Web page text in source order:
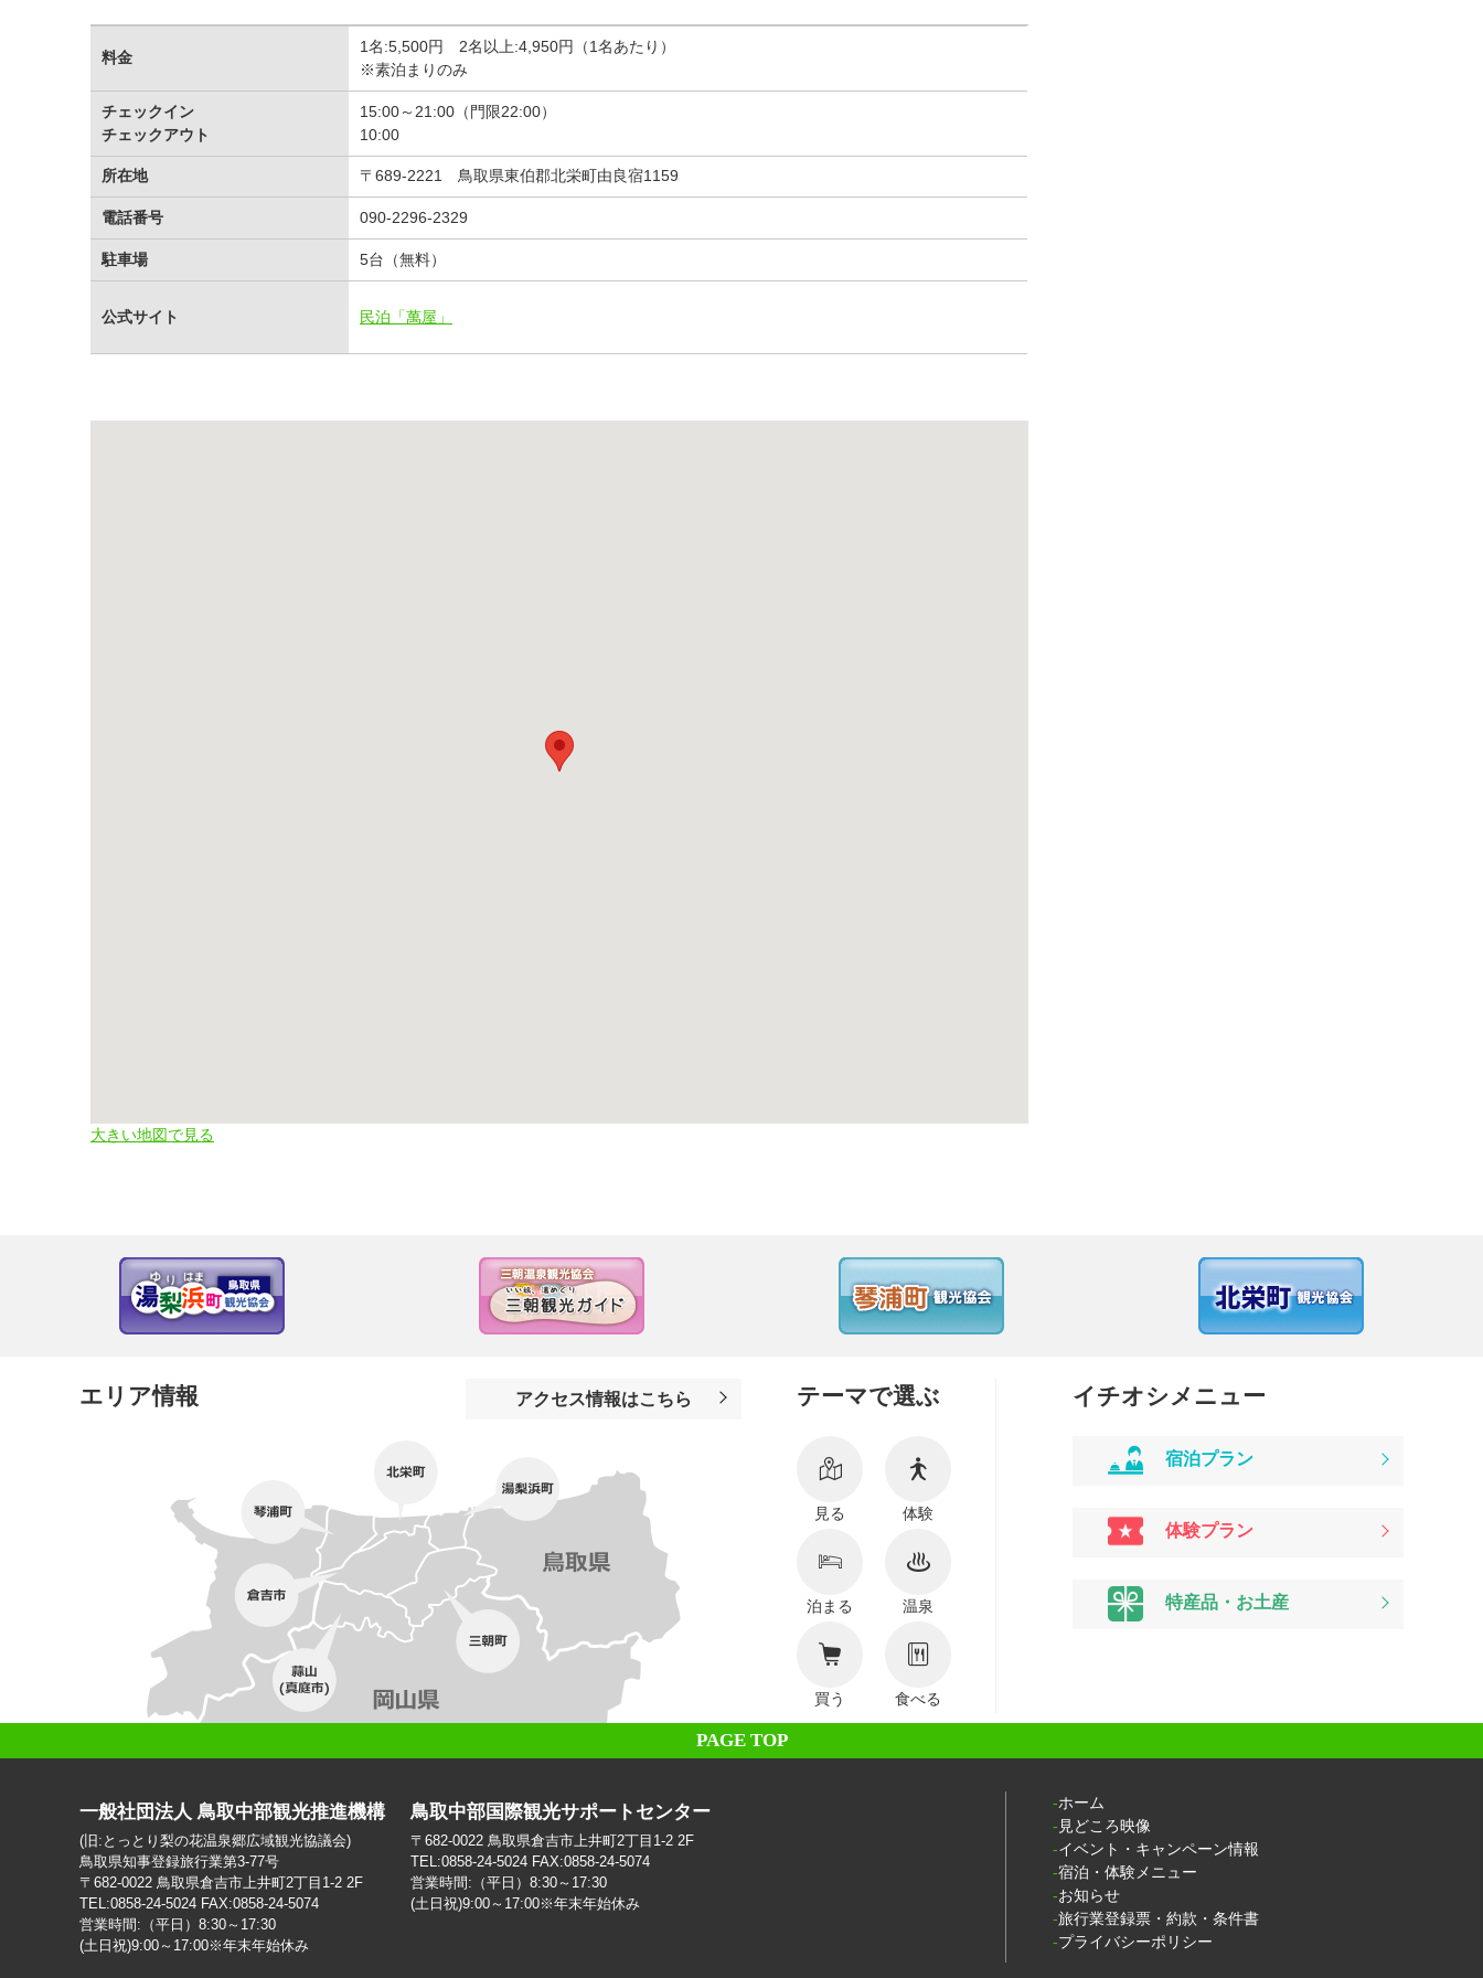
料金
1名:5,500円 2名以上:4,950円（1名あたり）
※素泊まりのみ
チェックイン
チェックアウト
15:00～21:00（門限22:00）
10:00
所在地 〒689-2221 鳥取県東伯郡北栄町由良宿1159
電話番号 090-2296-2329
駐車場 5台（無料）
公式サイト 民泊「萬屋」
大きい地図で見る
エリア情報 アクセス情報はこちら テーマで選ぶ
見る 体験
泊まる 温泉
買う 食べる
イチオシメニュー
宿泊プラン
体験プラン
特産品・お土産
PAGE TOP
一般社団法人 鳥取中部観光推進機構
(旧:とっとり梨の花温泉郷広域観光協議会)
鳥取県知事登録旅行業第3-77号
〒682-0022 鳥取県倉吉市上井町2丁目1-2 2F
TEL:0858-24-5024 FAX:0858-24-5074
営業時間:（平日）8:30～17:30
(土日祝)9:00～17:00※年末年始休み
鳥取中部国際観光サポートセンター
〒682-0022 鳥取県倉吉市上井町2丁目1-2 2F
TEL:0858-24-5024 FAX:0858-24-5074
営業時間:（平日）8:30～17:30
(土日祝)9:00～17:00※年末年始休み
ホーム
見どころ映像
イベント・キャンペーン情報
宿泊・体験メニュー
お知らせ
旅行業登録票・約款・条件書
プライバシーポリシー